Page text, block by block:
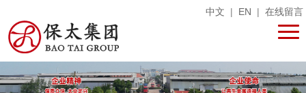
中文 | EN | 在线留言